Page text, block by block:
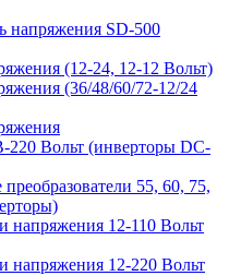
напряжения SD-500
(12-24, 12-12 Вольт)
(36/48/60/72-12/24
220 Вольт (инверторы DC-
55, 60, 75,
напряжения 12-110 Вольт
напряжения 12-220 Вольт